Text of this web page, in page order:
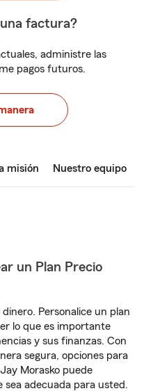
factura?
administre las
pagos futuros.
misión Nuestro equipo
un Plan Precio
Personalice un plan
lo que es importante
y sus finanzas. Con
segura, opciones para
Morasko puede
sea adecuada para usted.